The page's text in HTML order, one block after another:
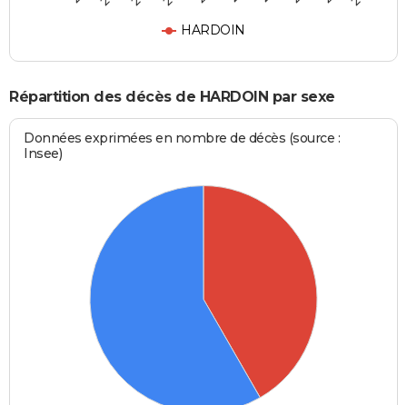
HARDOIN
Répartition des décès de HARDOIN par sexe
Données exprimées en nombre de décès (source :
Insee)